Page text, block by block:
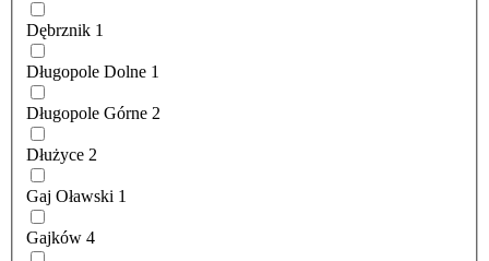
Dębrznik 1
Długopole Dolne 1
Długopole Górne 2
Dłużyce 2
Gaj Oławski 1
Gajków 4